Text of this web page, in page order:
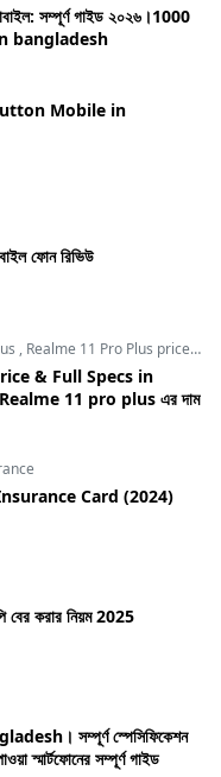
সম্পূর্ণ গাইড ২০২৬।1000
bangladesh
Mobile in
ফোন রিভিউ
, Realme 11 Pro Plus price in Bangladesh
in
Realme 11 pro plus এর দাম
Card (2024)
বের করার নিয়ম 2025
সম্পূর্ণ স্পেসিফিকেশন
স্মার্টফোনের সম্পূর্ণ গাইড